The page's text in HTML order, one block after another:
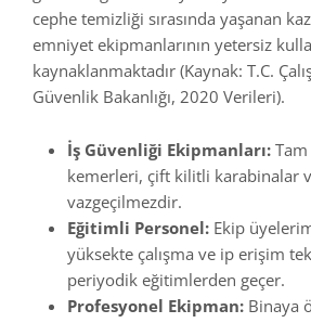
cephe temizliği sırasında yaşanan
emniyet ekipmanlarının yetersiz
kaynaklanmaktadır (Kaynak: T.C.
Güvenlik Bakanlığı, 2020 Verileri).
İş Güvenliği Ekipmanları:
kemerleri, çift kilitli karabinalar
vazgeçilmezdir.
Eğitimli Personel: Ekip
yüksekte çalışma ve ip erişim
periyodik eğitimlerden geçer.
Profesyonel Ekipman: Binaya